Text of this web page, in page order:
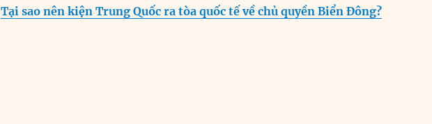
Tại sao nên kiện Trung Quốc ra tòa quốc tế về chủ quyền Biển Đông?